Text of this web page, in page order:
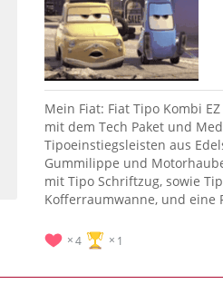
Mein Fiat: Fiat Tipo Kombi
mit dem Tech Paket und
Tipoeinstiegsleisten aus
Gummilippe und
mit Tipo Schriftzug, sowie
Kofferraumwanne, und eine
4 1